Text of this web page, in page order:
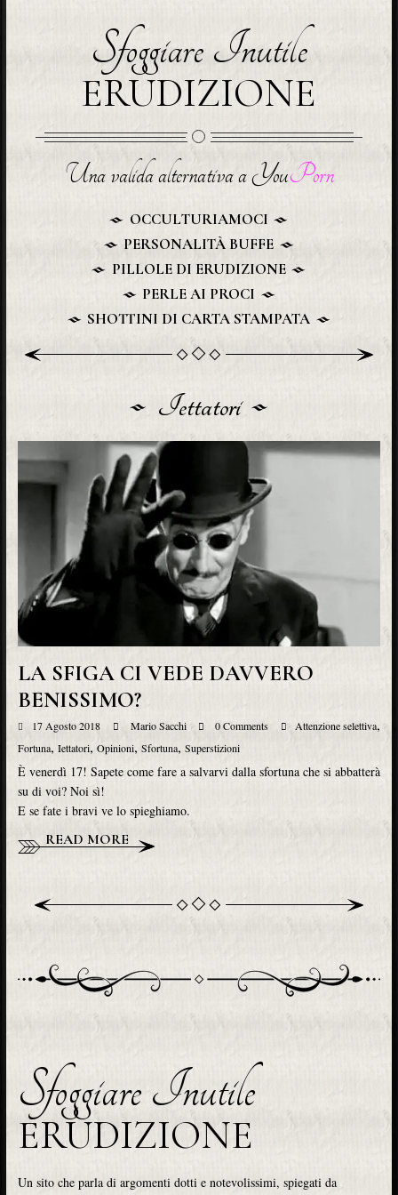
Sfoggiare Inutile
ERUDIZIONE
Una valida alternativa a YouPorn
OCCULTURIAMOCI
PERSONALITÀ BUFFE
PILLOLE DI ERUDIZIONE
PERLE AI PROCI
SHOTTINI DI CARTA STAMPATA
Iettatori
LA SFIGA CI VEDE DAVVERO
BENISSIMO?
17 Agosto 2018 Mario Sacchi 0 Comments Attenzione selettiva,
Fortuna, Iettatori, Opinioni, Sfortuna, Superstizioni
È venerdì 17! Sapete come fare a salvarvi dalla sfortuna che si abbatterà
su di voi? Noi sì!
E se fate i bravi ve lo spieghiamo.
READ MORE
Sfoggiare Inutile
ERUDIZIONE
Un sito che parla di argomenti dotti e notevolissimi, spiegati da